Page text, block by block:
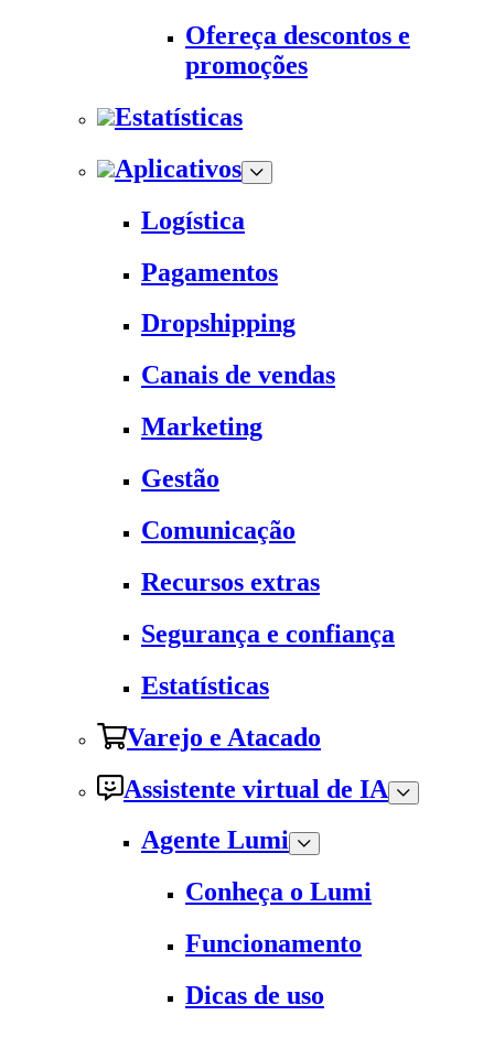
Ofereça descontos e
promoções
Estatísticas
Aplicativos
Logística
Pagamentos
Dropshipping
Canais de vendas
Marketing
Gestão
Comunicação
Recursos extras
Segurança e confiança
Estatísticas
Varejo e Atacado
Assistente virtual de IA
Agente Lumi
Conheça o Lumi
Funcionamento
Dicas de uso